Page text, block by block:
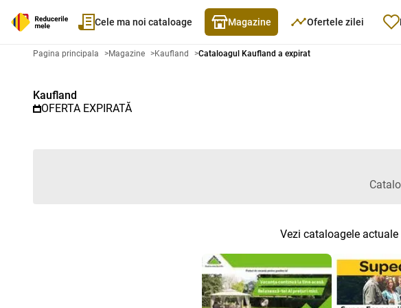
Cele ma noi cataloage Magazine Ofertele zilei
Catalog promoțional Kaufland -
Pagina principala >Magazine >Kaufland >Cataloagul Kaufland a expirat
Kaufland
OFERTA EXPIRATĂ
Vezi cataloagele